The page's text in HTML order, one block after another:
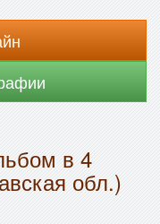
в 4
обл.)